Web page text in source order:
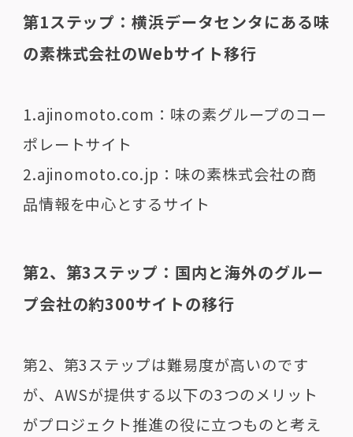
第1ステップ：横浜データセンタにある味
の素株式会社のWebサイト移行
1.ajinomoto.com：味の素グループのコー
ポレートサイト
2.ajinomoto.co.jp：味の素株式会社の商
品情報を中心とするサイト
第2、第3ステップ：国内と海外のグルー
プ会社の約300サイトの移行
第2、第3ステップは難易度が高いのです
が、AWSが提供する以下の3つのメリット
がプロジェクト推進の役に立つものと考え